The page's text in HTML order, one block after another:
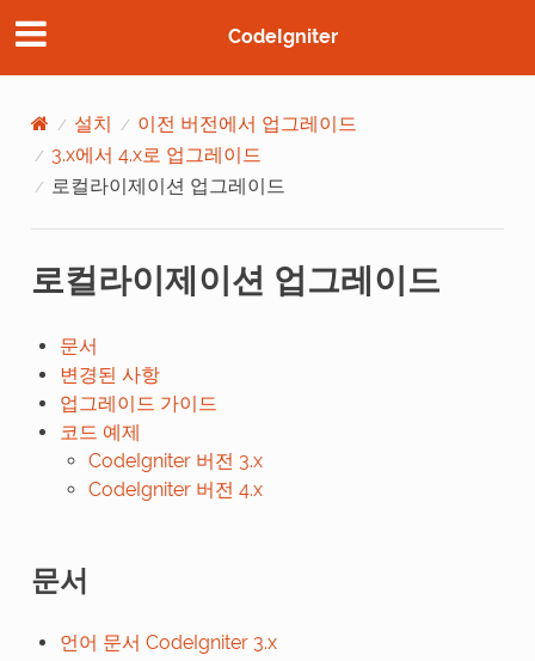
CodeIgniter
설치
이전 버전에서 업그레이드
3.x에서 4.x로 업그레이드
로컬라이제이션 업그레이드
로컬라이제이션 업그레이드
문서
변경된 사항
업그레이드 가이드
코드 예제
CodeIgniter 버전 3.x
CodeIgniter 버전 4.x
문서
언어 문서 CodeIgniter 3.x